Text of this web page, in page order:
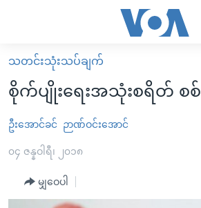
လွယ်ကူ
စေ
Link
များ
အကြောင်းအရာ
မူလစာမျက်နှာ
မြန်မာ
ကမ္ဘာ့သတင်းများ
နိုင်ငံတကာ
တရုတ်
ဗွီဒီယို
ရပ်ဝန်းတခု လမ်းတခု အလွန်
သတင်းသုံးသပ်ချက်
စိုက်ပျိုးရေးအသုံးစရိတ် စ
ဦးအောင်ခင် ဉာဏ်ဝင်းအောင်
၀၄ ဇန္နဝါရီ၊ ၂၀၁၈
မျှဝေပါ